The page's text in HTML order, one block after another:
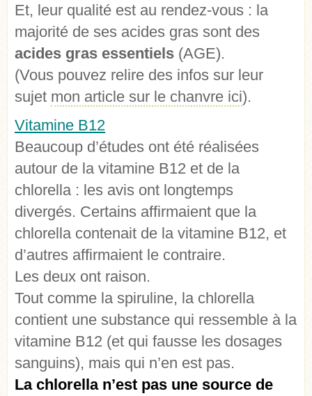
Et, leur qualité est au rendez-vous : la
majorité de ses acides gras sont des
acides gras essentiels (AGE).
(Vous pouvez relire des infos sur leur
sujet mon article sur le chanvre ici).
Vitamine B12
Beaucoup d’études ont été réalisées
autour de la vitamine B12 et de la
chlorella : les avis ont longtemps
divergés. Certains affirmaient que la
chlorella contenait de la vitamine B12, et
d’autres affirmaient le contraire.
Les deux ont raison.
Tout comme la spiruline, la chlorella
contient une substance qui ressemble à la
vitamine B12 (et qui fausse les dosages
sanguins), mais qui n’en est pas.
La chlorella n’est pas une source de